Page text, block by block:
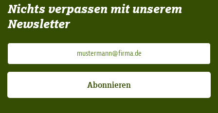
Nichts verpassen mit unserem
Newsletter
Abonnieren